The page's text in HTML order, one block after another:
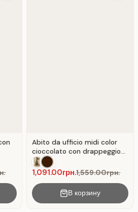
Abito da ufficio midi color
cioccolato con drappeggio
asimmetrico
1,091.00грн.1,559.00грн.
В корзину